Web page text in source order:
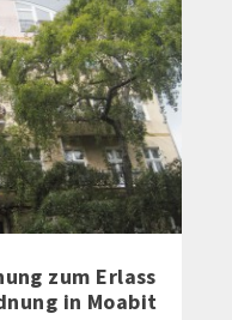
zum Erlass
in Moabit